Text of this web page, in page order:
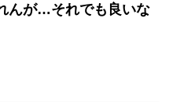
んが…それでも良いな